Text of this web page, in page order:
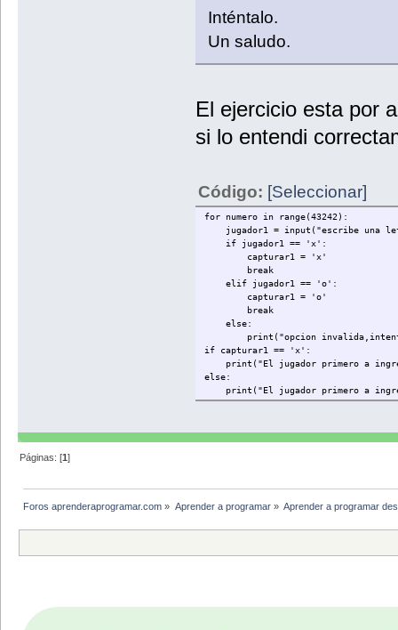
Inténtalo.
Un saludo.
El ejercicio esta por
si lo entendi
Código: [Seleccionar]
for numero in range(43242):
jugador1 = input("escribe una
if jugador1 == 'x':
capturar1 = 'x'
break
elif jugador1 == 'o':
capturar1 = 'o'
break
else:
print("opcion invalida,intenta
if capturar1 == 'x':
print("El jugador primero a
else:
print("El jugador primero a
Páginas: [1]
Foros aprenderaprogramar.com » Aprender a programar» Aprender a programar